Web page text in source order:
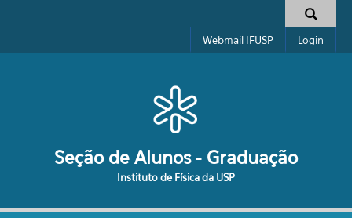
Formulário de busca
Webmail IFUSP Login
Seção de Alunos - Graduação
Instituto de Física da USP